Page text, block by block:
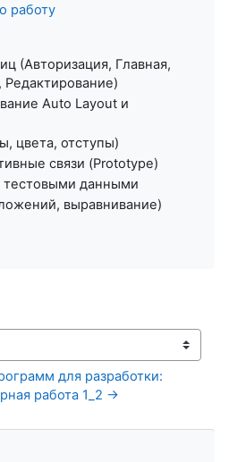
работу
(Авторизация, Главная,
Auto Layout и
цвета, отступы)
связи (Prototype)
тестовыми данными
выравнивание)
работа 1_2 →